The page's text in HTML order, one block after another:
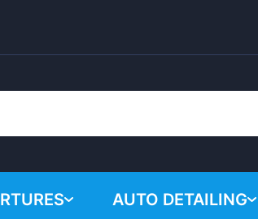
AUTO DETAILING